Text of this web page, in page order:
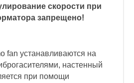
скорости при
запрещено!
fan устанавливаются на
настенный
при помощи